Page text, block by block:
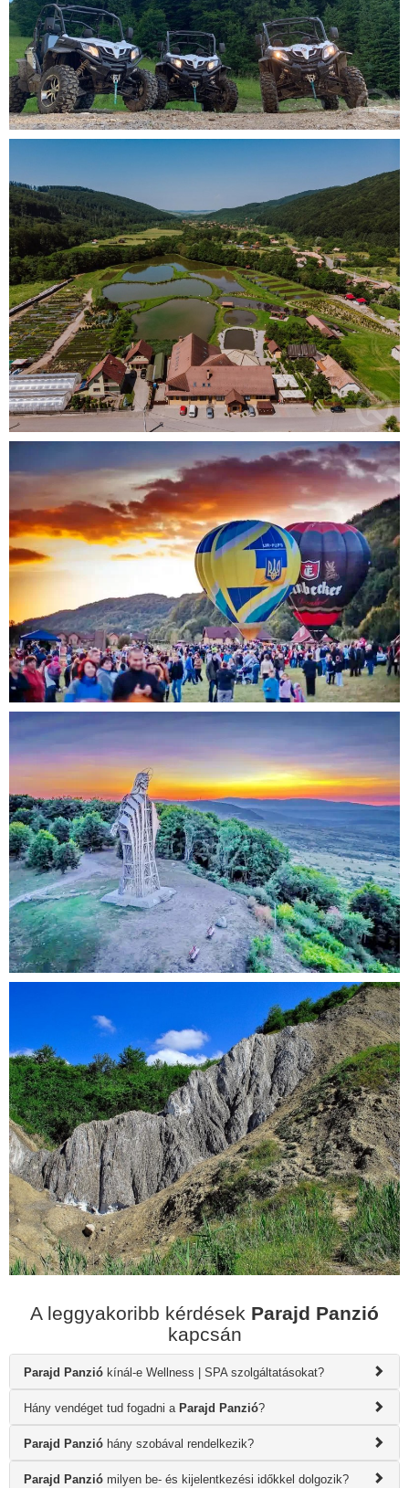
A leggyakoribb kérdések Parajd Panzió
kapcsán
Parajd Panzió kínál-e Wellness | SPA szolgáltatásokat?
Hány vendéget tud fogadni a Parajd Panzió?
Parajd Panzió hány szobával rendelkezik?
Parajd Panzió milyen be- és kijelentkezési időkkel dolgozik?